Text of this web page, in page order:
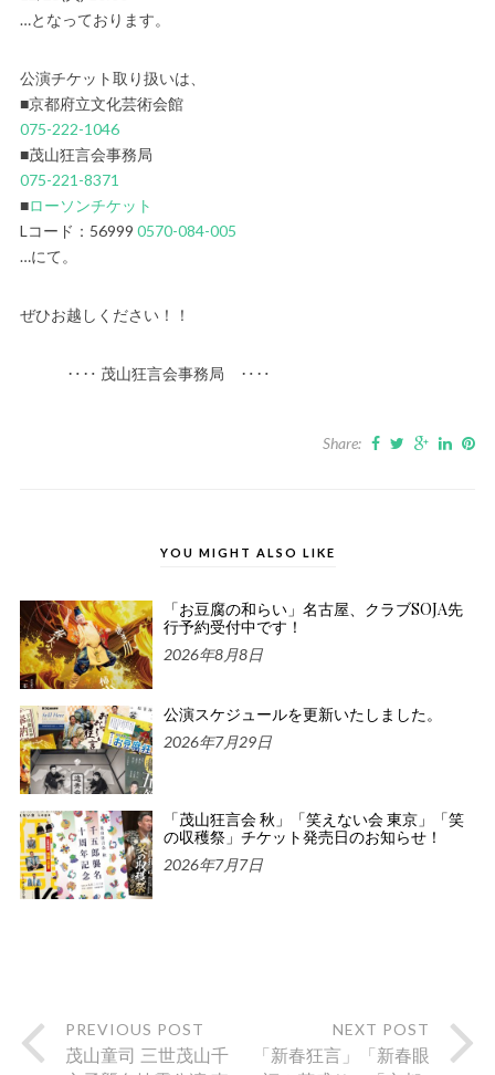
…となっております。
公演チケット取り扱いは、
■京都府立文化芸術会館
075-222-1046
■茂山狂言会事務局
075-221-8371
■ローソンチケット
Lコード：56999 0570-084-005
…にて。
ぜひお越しください！！
‥‥ 茂山狂言会事務局 ‥‥
Share:
YOU MIGHT ALSO LIKE
「お豆腐の和らい」名古屋、クラブSOJA先
行予約受付中です！
2026年8月8日
公演スケジュールを更新いたしました。
2026年7月29日
「茂山狂言会 秋」「笑えない会 東京」「笑
の収穫祭」チケット発売日のお知らせ！
2026年7月7日
PREVIOUS POST
茂山童司 三世茂山千
NEXT POST
「新春狂言」「新春眼